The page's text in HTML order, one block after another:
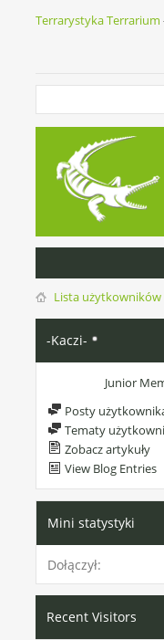
Terrarystyka Terrarium
Lista użytkowników
-Kaczi-
Junior
Posty
Tematy
Zobacz artykuły
View Blog Entries
Mini statystyki
Dołączył
Recent Visitors